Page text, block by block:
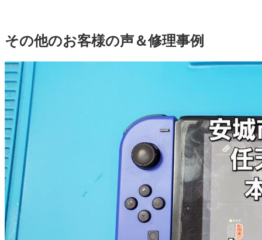
その他のお客様の声＆修理事例